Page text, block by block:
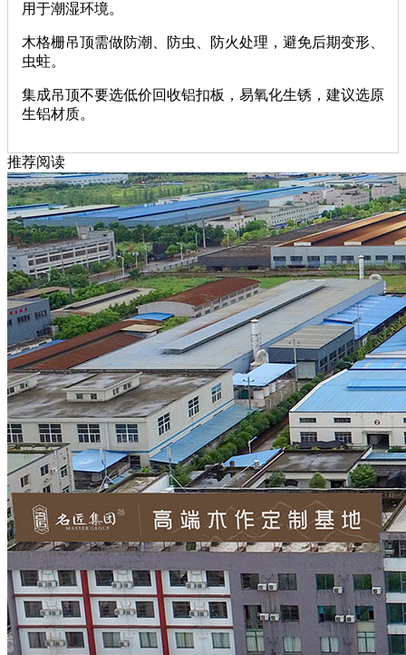
用于潮湿环境。
木格栅吊顶需做防潮、防虫、防火处理，避免后期变形、
虫蛀。
集成吊顶不要选低价回收铝扣板，易氧化生锈，建议选原
生铝材质。
推荐阅读